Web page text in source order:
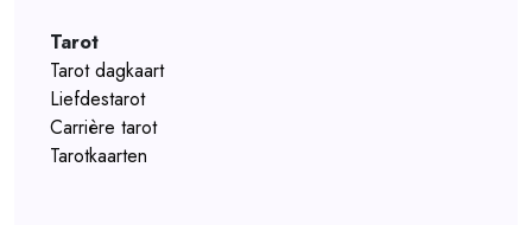
Tarot
Tarot dagkaart
Liefdestarot
Carrière tarot
Tarotkaarten